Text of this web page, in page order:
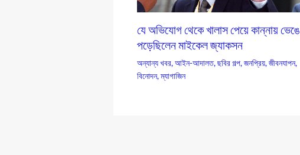
যে অভিযোগ থেকে খালাস পেয়ে কান্নায় ভেঙে
পড়েছিলেন মাইকেল জ্যাকসন
অন্যান্য খবর,আইন-আদালত,ছবির গল্প,জনপ্রিয়,জীবনযাপন,
বিনোদন,ম্যাগাজিন